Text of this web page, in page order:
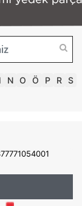
N O Ö P R S